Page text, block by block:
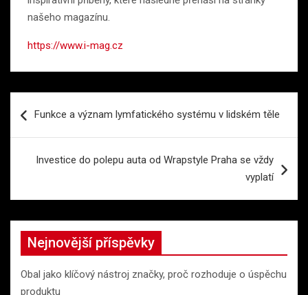
našeho magazínu.
https://www.i-mag.cz
proFunkce a význam lymfatického systému v lidském těle
Investice do polepu auta od Wrapstyle Praha se vždy
vyplatí
Nejnovější příspěvky
Obal jako klíčový nástroj značky, proč rozhoduje o úspěchu
produktu